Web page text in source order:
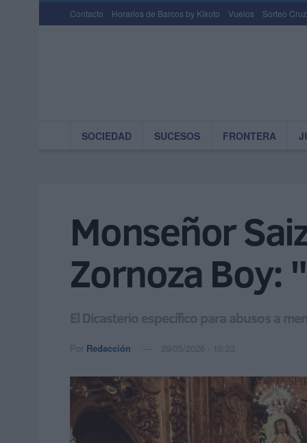
Contacto Horarios de Barcos by Kikoto Vuelos Sorteo
SOCIEDAD SUCESOS FRONTERA
Monseñor
Zornoza Boy:
El Dicasterio específico para abusos a
Por Redacción 29/05/2026 - 16:23